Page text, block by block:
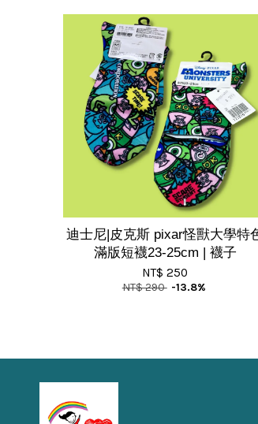
迪士尼|皮克斯 pixar怪獸大學特
滿版短襪23-25cm | 襪子
NT$ 250
NT$ 290 -13.8%